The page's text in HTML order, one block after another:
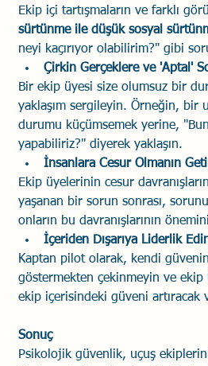
Ekip içi tartışmaların ve farklı
sürtünme ile düşük sosyal
neyi kaçırıyor olabilirim?" gibi
Çirkin Gerçeklere ve 'Aptal'
Bir ekip üyesi size olumsuz bir
yaklaşım sergileyin. Örneğin, bir
durumu küçümsemek yerine,
yapabiliriz?" diyerek yaklaşın.
İnsanlara Cesur Olmanın
Ekip üyelerinin cesur
yaşanan bir sorun sonrası,
onların bu davranışlarının
İçeriden Dışarıya Liderlik
Kaptan pilot olarak, kendi
göstermekten çekinmeyin ve ekip
ekip içerisindeki güveni artıracak
Sonuç
Psikolojik güvenlik, uçuş